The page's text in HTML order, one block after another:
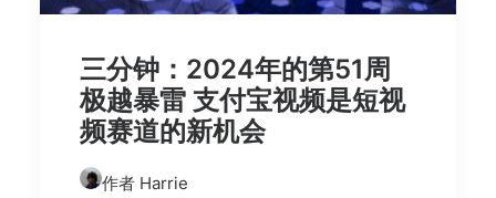
三分钟：2024年的第51周
极越暴雷 支付宝视频是短视
频赛道的新机会
作者 Harrie